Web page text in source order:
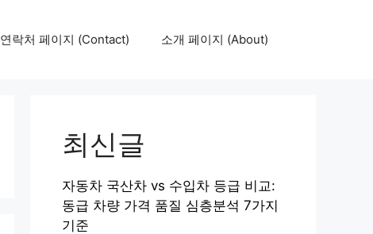
연락처 페이지 (Contact) 소개 페이지 (About)
최신글
자동차 국산차 vs 수입차 등급 비교:
동급 차량 가격 품질 심층분석 7가지
기준